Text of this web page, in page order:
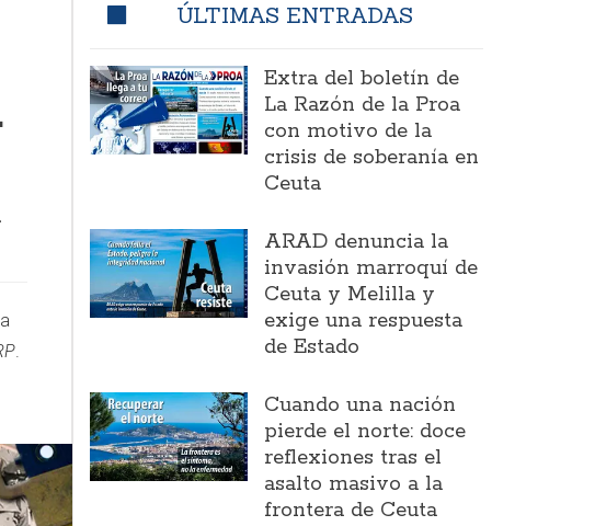
.
ÚLTIMAS ENTRADAS
Extra del boletín de
La Razón de la Proa
con motivo de la
crisis de soberanía en
Ceuta
ARAD denuncia la
invasión marroquí de
Ceuta y Melilla y
exige una respuesta
de Estado
Cuando una nación
pierde el norte: doce
reflexiones tras el
asalto masivo a la
frontera de Ceuta